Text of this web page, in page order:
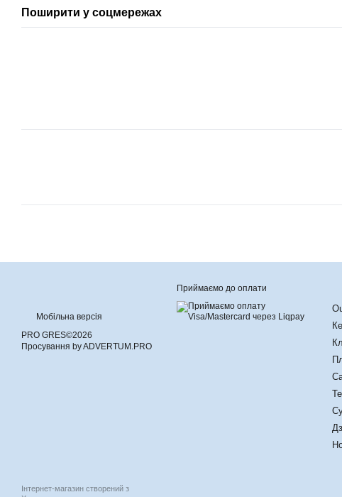
Поширити у соцмережах
Мобільна версія
PRO GRES©2026
Просування by ADVERTUM.PRO
Інтернет-магазин створений з
Приймаємо до оплати